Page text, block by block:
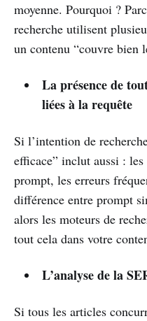
moyenne. Pourquoi ?
recherche utilisent
un contenu “couvre bien
La présence de
liées à la requête
Si l’intention de
efficace” inclut aussi :
prompt, les erreurs
différence entre prompt
alors les moteurs de
tout cela dans votre
L’analyse de la
Si tous les articles